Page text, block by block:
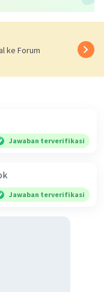
ke Forum
Jawaban terverifikasi
Jawaban terverifikasi